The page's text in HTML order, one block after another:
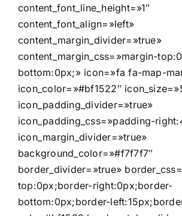
content_font_line_height=»1″
content_font_align=»left»
content_margin_divider=»true»
content_margin_css=»margin-
bottom:0px;» icon=»fa fa-map-
icon_color=»#bf1522″
icon_padding_divider=»true»
icon_padding_css=»padding-
icon_margin_divider=»true»
background_color=»#f7f7f7″
border_divider=»true»
top:0px;border-right:0px;border-
bottom:0px;border-